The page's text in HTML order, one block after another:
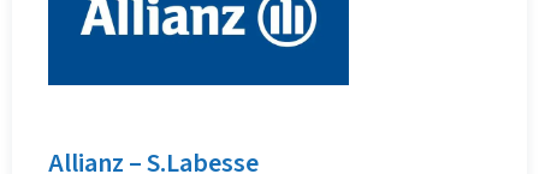
Allianz – S.Labesse